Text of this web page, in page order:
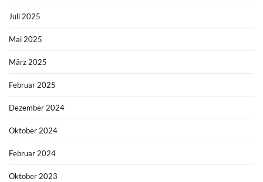
Juli 2025
Mai 2025
März 2025
Februar 2025
Dezember 2024
Oktober 2024
Februar 2024
Oktober 2023